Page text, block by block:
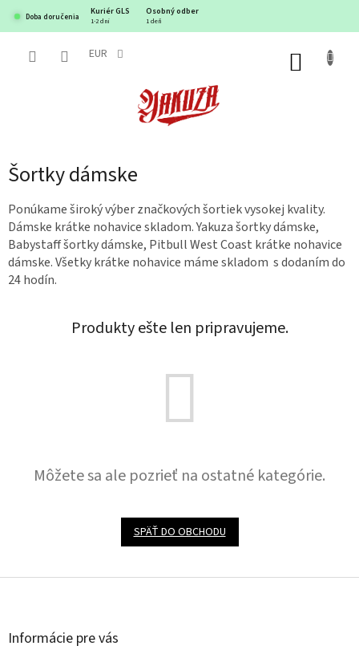
obsah
Doba doručenia
Kuriér GLS Osobný odber
1-2 dni 1 deň
EUR
Šortky dámske
​Ponúkame široký výber značkových šortiek vysokej kvality.
Dámske krátke nohavice skladom. Yakuza šortky dámske,
Babystaff šortky dámske, Pitbull West Coast krátke nohavice
dámske. Všetky krátke nohavice máme skladom s dodaním do
24 hodín.
Produkty ešte len pripravujeme.
Môžete sa ale pozrieť na ostatné kategórie.
SPÄŤ DO OBCHODU
Z
Informácie pre vás